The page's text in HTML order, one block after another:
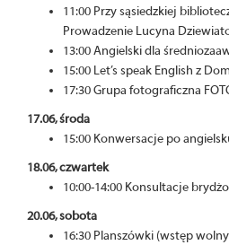
11:00 Przy sąsiedzkiej
Prowadzenie Lucyna
13:00 Angielski dla
15:00 Let’s speak English z
17:30 Grupa fotograficzna
17.06, środa
15:00 Konwersacje po
18.06, czwartek
10:00-14:00 Konsultacje
20.06, sobota
16:30 Planszówki (wstęp